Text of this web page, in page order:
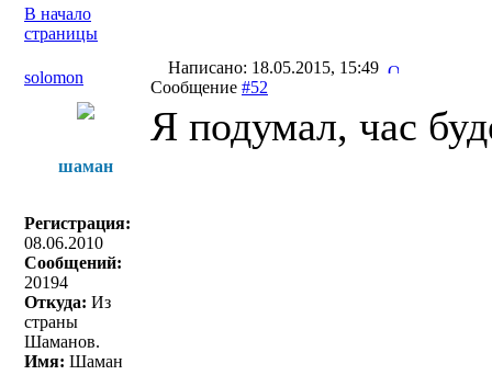
В начало
страницы
solomon
Написано: 18.05.2015, 15:49
Сообщение #52
шаман
Регистрация:
08.06.2010
Сообщений:
20194
Откуда: Из
страны
Шаманов.
Имя: Шаман
Я подумал, час